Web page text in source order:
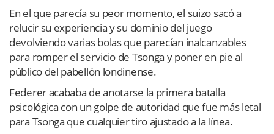
En el que parecía su peor momento, el suizo sacó a
relucir su experiencia y su dominio del juego
devolviendo varias bolas que parecían inalcanzables
para romper el servicio de Tsonga y poner en pie al
público del pabellón londinense.
Federer acababa de anotarse la primera batalla
psicológica con un golpe de autoridad que fue más letal
para Tsonga que cualquier tiro ajustado a la línea.